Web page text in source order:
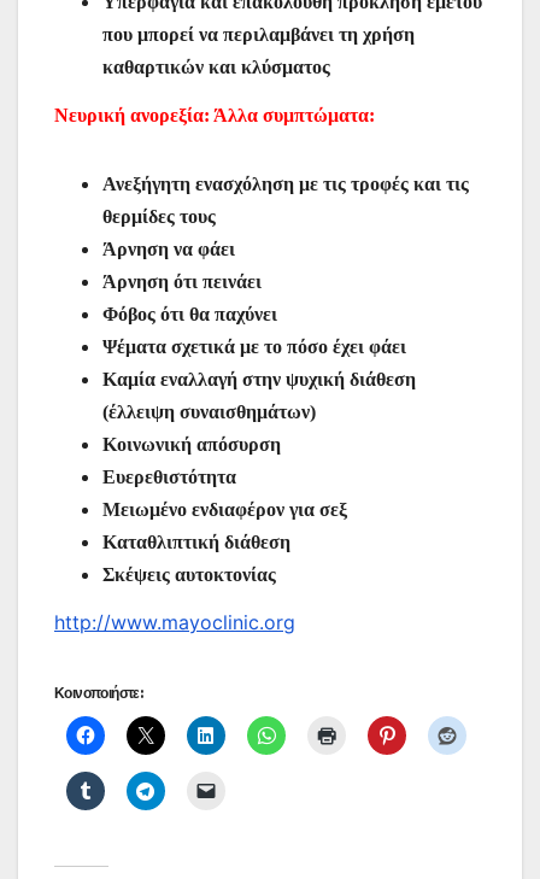
που μπορεί να περιλαμβάνει τη χρήση
καθαρτικών και κλύσματος
Νευρική ανορεξία: Άλλα συμπτώματα:
Ανεξήγητη ενασχόληση με τις τροφές και τις
θερμίδες τους
Άρνηση να φάει
Άρνηση ότι πεινάει
Φόβος ότι θα παχύνει
Ψέματα σχετικά με το πόσο έχει φάει
Καμία εναλλαγή στην ψυχική διάθεση
(έλλειψη συναισθημάτων)
Κοινωνική απόσυρση
Ευερεθιστότητα
Μειωμένο ενδιαφέρον για σεξ
Καταθλιπτική διάθεση
Σκέψεις αυτοκτονίας
http://www.mayoclinic.org
Κοινοποιήστε: